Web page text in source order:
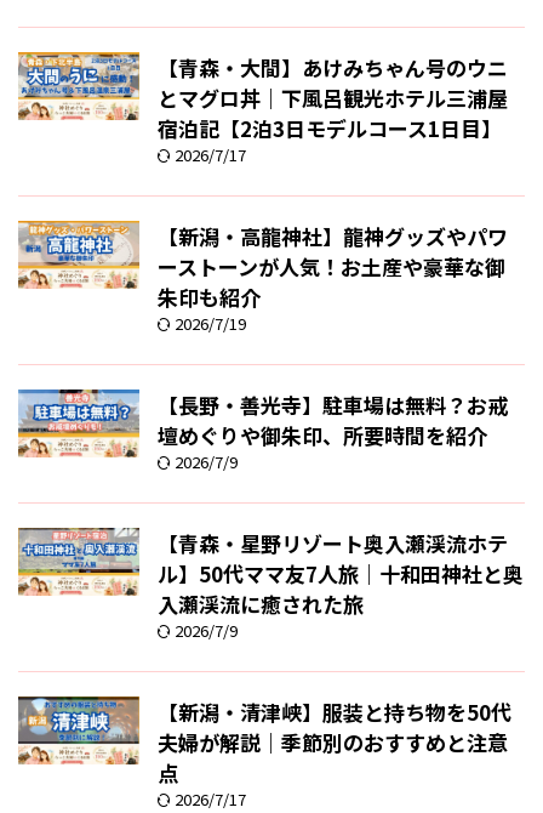
【青森・大間】あけみちゃん号のウニ
とマグロ丼｜下風呂観光ホテル三浦屋
宿泊記【2泊3日モデルコース1日目】
2026/7/17
【新潟・高龍神社】龍神グッズやパワ
ーストーンが人気！お土産や豪華な御
朱印も紹介
2026/7/19
【長野・善光寺】駐車場は無料？お戒
壇めぐりや御朱印、所要時間を紹介
2026/7/9
【青森・星野リゾート奥入瀬渓流ホテ
ル】50代ママ友7人旅｜十和田神社と奥
入瀬渓流に癒された旅
2026/7/9
【新潟・清津峡】服装と持ち物を50代
夫婦が解説｜季節別のおすすめと注意
点
2026/7/17